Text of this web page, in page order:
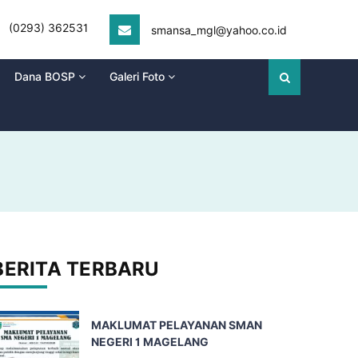
(0293) 362531 smansa_mgl@yahoo.co.id
Dana BOSP Galeri Foto
TERBARU
MAKLUMAT PELAYANAN SMAN
NEGERI 1 MAGELANG